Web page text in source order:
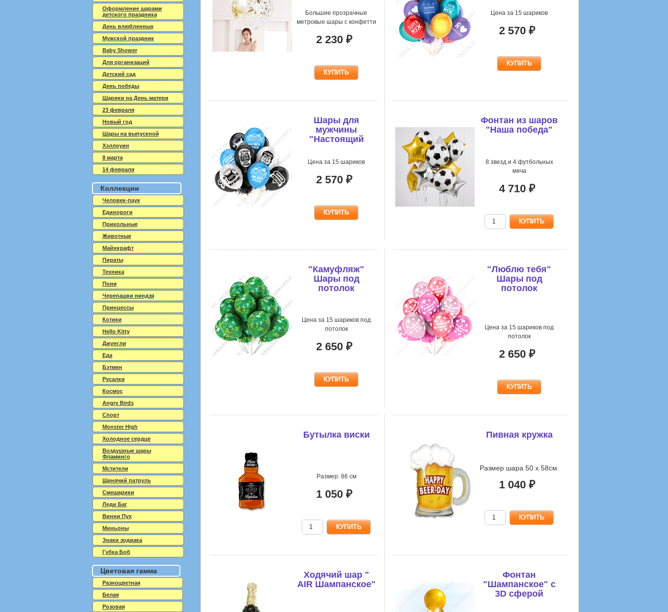
Большие прозрачные
метровые шары с конфетти
2 230 ₽
Цена за 15 шариков
2 570 ₽
Шары для
мужчины
"Настоящий
Цена за 15 шариков
2 570 ₽
Фонтан из шаров
"Наша победа"
8 звезд и 4 футбольных
мяча
4 710 ₽
"Камуфляж"
Шары под
потолок
Цена за 15 шариков под
потолок
2 650 ₽
"Люблю тебя"
Шары под
потолок
Цена за 15 шариков под
потолок
2 650 ₽
Бутылка виски
Размер: 86 см
1 050 ₽
Пивная кружка
Размер шара 50 х 58см.
1 040 ₽
Ходячий шар "
AIR Шампанское"
Фонтан
"Шампанское" с
3D сферой
Оформление шарами
детского праздника
День влюбленных
Мужской праздник
Baby Shower
Для организаций
Детский сад
День победы
Шарики на День матери
23 февраля
Новый год
Шары на выпускной
Хэллоуин
8 марта
14 февраля
Коллекции
Человек-паук
Единороги
Прикольные
Животные
Майнкрафт
Пираты
Техника
Пони
Черепашки ниндзя
Принцессы
Котики
Hello Kitty
Джунгли
Еда
Бэтмен
Русалки
Космос
Angry Birds
Спорт
Monster High
Холодное сердце
Воздушные шары
Фламинго
Мстители
Щенячий патруль
Смешарики
Леди Баг
Винни Пух
Миньоны
Знаки зодиака
Губка Боб
Цветовая гамма
Разноцветная
Белая
Розовая